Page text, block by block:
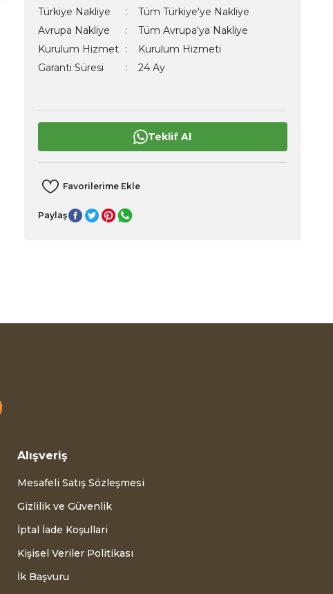
Türkiye Nakliye
Tüm Türkiye'ye Nakliye
Avrupa Nakliye
Tüm Avrupa'ya Nakliye
Kurulum Hizmet
Kurulum Hizmeti
Garanti Süresi
24 Ay
Teklif Al
Paylaş
Alışveriş
Mesafeli Satış Sözleşmesi
Gizlilik ve Güvenlik
İptal İade Koşullari
Kişisel Veriler Politikası
İk Başvuru